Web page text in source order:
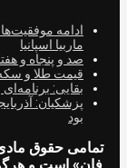
ادامه
ماربیا اسپانیا
صد و پنجاه و
قیمت طلا و سکه
بقایی:
پزشکیان:
بود
تمامی حقوق